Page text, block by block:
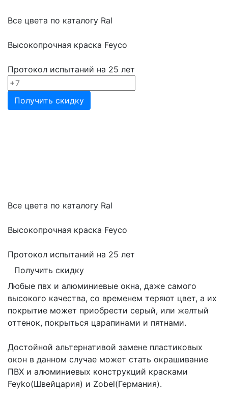
Все цвета по каталогу Ral
Высокопрочная краска Feyco
Протокол испытаний на 25 лет
Получить скидку
Все цвета по каталогу Ral
Высокопрочная краска Feyco
Протокол испытаний на 25 лет
Получить скидку
Любые пвх и алюминиевые окна, даже самого
высокого качества, со временем теряют цвет, а их
покрытие может приобрести серый, или желтый
оттенок, покрыться царапинами и пятнами.
Достойной альтернативой замене пластиковых
окон в данном случае может стать окрашивание
ПВХ и алюминиевых конструкций красками
Feyko(Швейцария) и Zobel(Германия).